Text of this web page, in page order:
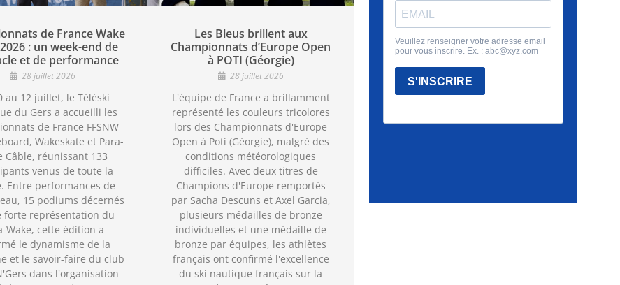
de France Wake
: un week-end de
et de performance
28 juillet 2026
au 12 juillet, le Téléski
du Gers a accueilli les
de France FFSNW
Wakeskate et Para-
Câble, réunissant 133
venus de toute la
Entre performances de
15 podiums décernés
forte représentation du
Wake, cette édition a
le dynamisme de la
et le savoir-faire du club
dans l'organisation
Les Bleus brillent aux
Championnats d’Europe Open
à POTI (Géorgie)
28 juillet 2026
L'équipe de France a brillamment
représenté les couleurs tricolores
lors des Championnats d'Europe
Open à Poti (Géorgie), malgré des
conditions météorologiques
difficiles. Avec deux titres de
Champions d'Europe remportés
par Sacha Descuns et Axel Garcia,
plusieurs médailles de bronze
individuelles et une médaille de
bronze par équipes, les athlètes
français ont confirmé l'excellence
du ski nautique français sur la